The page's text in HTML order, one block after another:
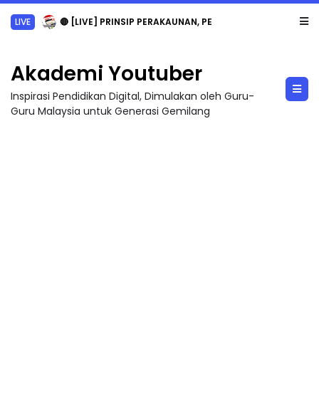
LIVE 🔴 [LIVE] PRINSIP PERAKAUNAN, PECUT SKOR SOALAN 1 TRIAL OLEH CIKGU WAN...
Akademi Youtuber
Inspirasi Pendidikan Digital, Dimulakan oleh Guru-
Guru Malaysia untuk Generasi Gemilang